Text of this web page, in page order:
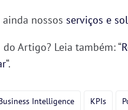
ainda nossos serviços e
do Artigo? Leia também: “
“.
Intelligence KPIs